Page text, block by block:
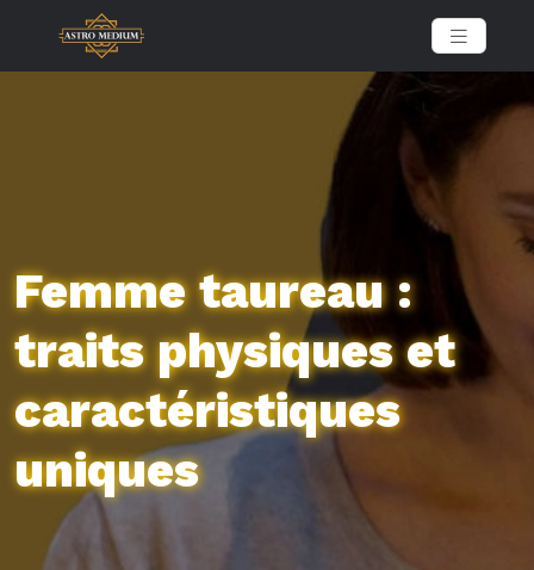
Femme taureau :
traits physiques et
caractéristiques
uniques